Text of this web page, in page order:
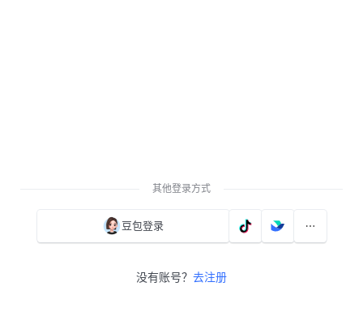
其他登录方式
豆包登录
没有账号？ 去注册